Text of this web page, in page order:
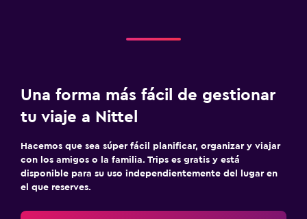
TV de pantalla plana
Actividades
Senderismo
Ciclismo
Una forma más fácil de gestionar
tu viaje a Nittel
Hacemos que sea súper fácil planificar, organizar y viajar
con los amigos o la familia. Trips es gratis y está
disponible para su uso independientemente del lugar en
el que reserves.